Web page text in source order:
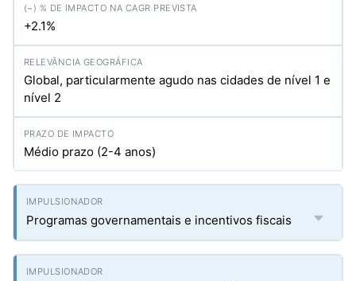
+2.1%
Global, particularmente agudo nas cidades de nível 1 e
nível 2
Médio prazo (2-4 anos)
Programas governamentais e incentivos fiscais